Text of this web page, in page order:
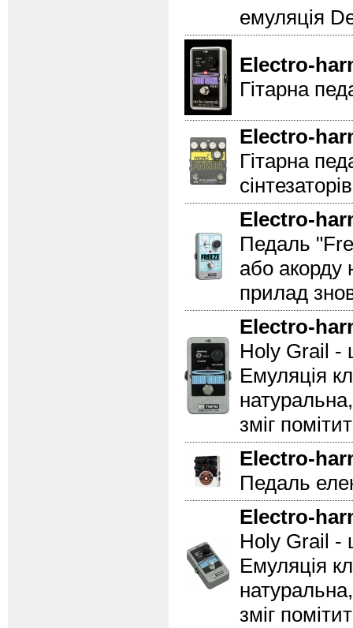
емуляція
Electro-
Гітарна
Electro-
Гітарна
Electro-
Педаль
або акорду
прилад
Electro-
Holy Grail -
Емуляція
зміг
Electro-
Педаль
Electro-
Holy Grail -
Емуляція
зміг